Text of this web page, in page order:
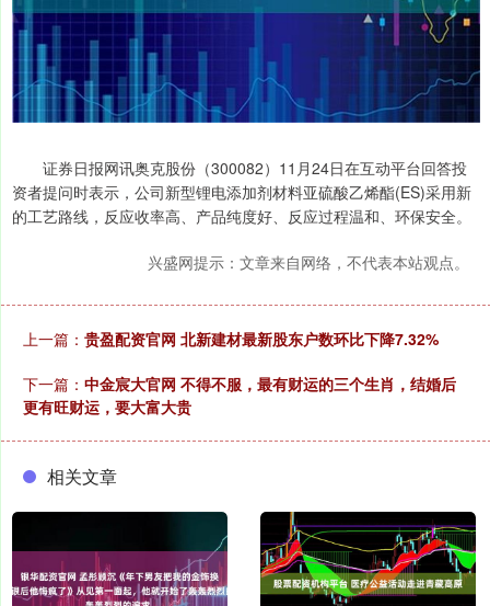
证券日报网讯奥克股份（300082）11月24日在互动平台回答投
资者提问时表示，公司新型锂电添加剂材料亚硫酸乙烯酯(ES)采用新
的工艺路线，反应收率高、产品纯度好、反应过程温和、环保安全。
兴盛网提示：文章来自网络，不代表本站观点。
上一篇： 贵盈配资官网 北新建材最新股东户数环比下降7.32%
下一篇： 中金宸大官网 不得不服，最有财运的三个生肖，结婚后
更有旺财运，要大富大贵
相关文章